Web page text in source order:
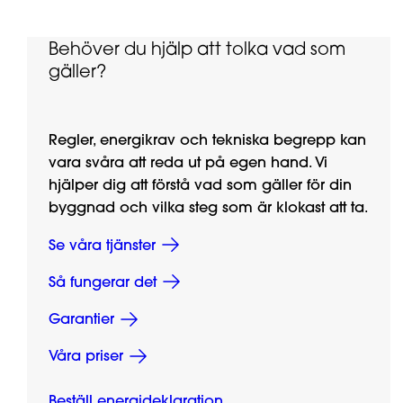
Behöver du hjälp att tolka vad som
gäller?
Regler, energikrav och tekniska begrepp kan
vara svåra att reda ut på egen hand. Vi
hjälper dig att förstå vad som gäller för din
byggnad och vilka steg som är klokast att ta.
Se våra tjänster
Så fungerar det
Garantier
Våra priser